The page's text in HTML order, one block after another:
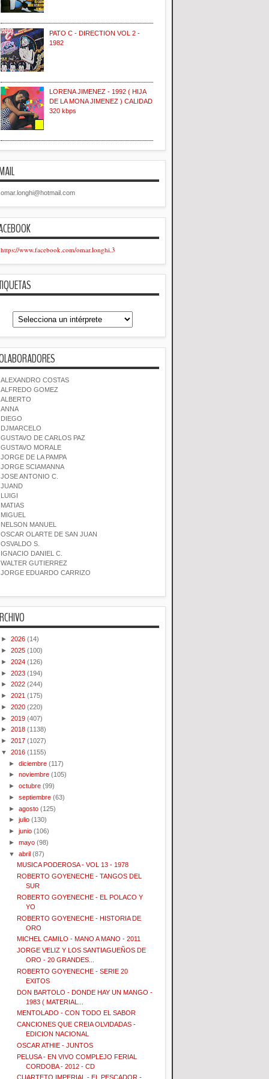
PATO C - DIRECTION VOL 2 -
1982
LORENA JIMENEZ - 1992 ( HIJA
DE LA MONA JIMENEZ ) CALIDAD
320 kbps
omar.longhi@hotmail.com
https://www.facebook.com/omar.longhi.3
ALEXANDRO COSTAS
ALFREDO GOMEZ
ALBERTO
ANNA
DIEGO
DJMARCELO
GUSTAVO DE CARLOS PAZ
GUSTAVO MORALE
JORGE DE LA PAMPA
JORGE SCIAMANNA
JOSE ANTONIO C.
JUAND
LUIGI
MATIAS
MIGUEL
NELSON MANUEL
OSCAR OLARTE DE SAN JUAN
OSVALDO S.
IGNACIO DANIEL C.
WALTER GUTIERREZ
JORGE EDUARDO CARRIZO
► 2026 (14)
► 2025 (100)
► 2024 (126)
► 2023 (194)
► 2022 (244)
► 2021 (175)
► 2020 (220)
► 2019 (407)
► 2018 (1138)
► 2017 (1027)
▼ 2016 (1155)
►diciembre (117)
►noviembre (105)
►octubre (99)
►septiembre (63)
►agosto (125)
►julio (130)
►junio (106)
►mayo (98)
▼abril (87)
MUSICA PODEROSA - VOL 13 - 1978
ROBERTO GOYENECHE - TANGOS DEL
SUR
ROBERTO GOYENECHE - EL POLACO Y
YO
ROBERTO GOYENECHE - HISTORIA DE
ORO
MICHEL CAMILO - MANO A MANO - 2011
JORGE VELIZ Y LOS SANTIAGUEÑOS DE
ORO - 20 GRANDES...
ROBERTO GOYENECHE - SERIE 20
EXITOS
DON BARTOLO - DONDE HAY UN MANGO -
1983 ( MATERIAL...
MENTOLADO - CON TODO EL SABOR
CANCIONES QUE CREIA OLVIDADAS -
EDICION NACIONAL
OSCAR ATHIE - JUNTOS
PELUSA - EN VIVO COMPLEJO FERIAL
CORDOBA - 2012 - CD
CUARTETO IMPERIAL - EL PESCADOR -